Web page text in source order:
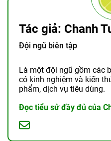
Tác giả: Chanh
Đội ngũ biên tập
Là một đội ngũ gồm các
có kinh nghiệm và kiến
phẩm, dịch vụ tiêu dùng.
Đọc tiểu sử đầy đủ của